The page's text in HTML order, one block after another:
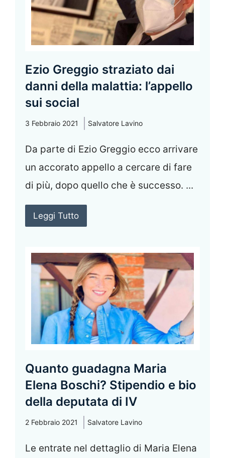
Ezio Greggio straziato dai
danni della malattia: l’appello
sui social
3 Febbraio 2021 Salvatore Lavino
Da parte di Ezio Greggio ecco arrivare
un accorato appello a cercare di fare
di più, dopo quello che è successo. ...
Leggi Tutto
Quanto guadagna Maria
Elena Boschi? Stipendio e bio
della deputata di IV
2 Febbraio 2021 Salvatore Lavino
Le entrate nel dettaglio di Maria Elena